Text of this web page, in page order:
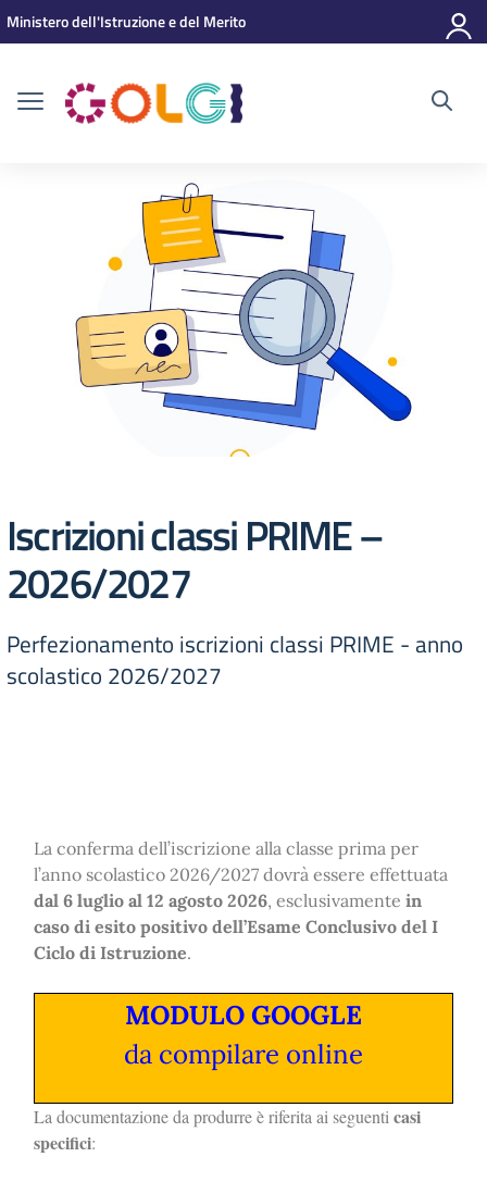
Vai ai contenuti
Vai al menu di navigazione
Vai al footer
Ministero dell'Istruzione e del Merito
Iscrizioni classi PRIME –
2026/2027
Perfezionamento iscrizioni classi PRIME - anno
scolastico 2026/2027
La conferma dell’iscrizione alla classe prima per
l’anno scolastico 2026/2027 dovrà essere effettuata
dal 6 luglio al 12 agosto 2026, esclusivamente in
caso di esito positivo dell’Esame Conclusivo del I
Ciclo di Istruzione.
MODULO GOOGLE
da compilare online
La documentazione da produrre è riferita ai seguenticasi
specifici: